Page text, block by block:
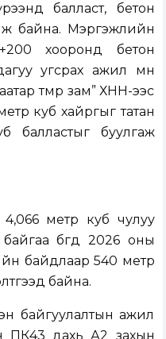
балласт, бетон
байна. Мэргэжлийн
хооронд бетон
угсрах ажил мөн
төмөр зам” ХНН-ээс
куб хайргыг татан
балластыг буулгаж
метр куб чулуу
байгаа бөгөөд 2026 оны
байдлаар 540 метр
байна.
байгуулалтын ажил
ПК43 дахь А2 захын